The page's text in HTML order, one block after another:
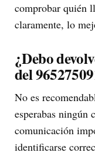
comprobar quién
claramente, lo
¿Debo
del
No es
esperabas ningún
comunicación
identificarse